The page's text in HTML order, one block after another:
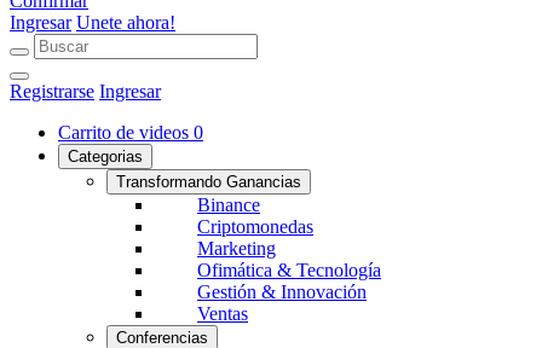
Ingresar Unete ahora!
Registrarse Ingresar
Carrito de videos 0
Categorias
Transformando Ganancias
Binance
Criptomonedas
Marketing
Ofimática & Tecnología
Gestión & Innovación
Ventas
Conferencias